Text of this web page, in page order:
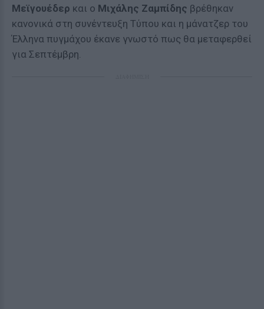
Μεϊγουέδερ και ο Μιχάλης Ζαμπίδης βρέθηκαν
κανονικά στη συνέντευξη Τύπου και η μάνατζερ του
Έλληνα πυγμάχου έκανε γνωστό πως θα μεταφερθεί
για Σεπτέμβρη.